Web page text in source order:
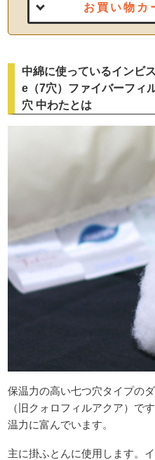
お買い物カ
中綿に使っているインビ
e（7穴）ファイバーフィ
穴 中わたとは
保温力の高い七つ穴タイプの
（旧クォロフィルアクア）で
温力に富んでいます。
主に掛ふとんに使用します。